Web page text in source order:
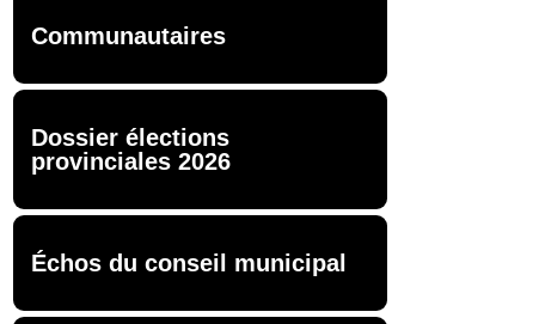
Communautaires
Dossier élections
provinciales 2026
Échos du conseil municipal